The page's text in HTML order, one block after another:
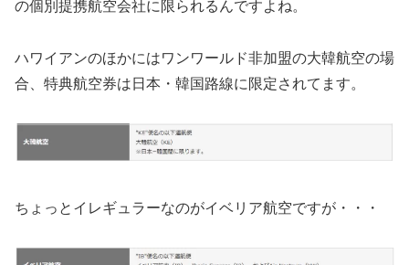
の個別提携航空会社に限られるんですよね。
ハワイアンのほかにはワンワールド非加盟の大韓航空の場
合、特典航空券は日本・韓国路線に限定されてます。
ちょっとイレギュラーなのがイベリア航空ですが・・・